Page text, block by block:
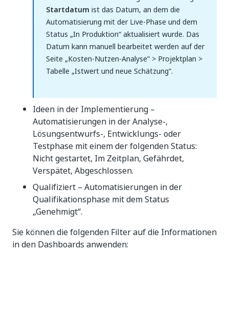
Startdatum ist das Datum, an dem die
Automatisierung mit der Live-Phase und dem
Status „In Produktion“ aktualisiert wurde. Das
Datum kann manuell bearbeitet werden auf der
Seite „Kosten-Nutzen-Analyse“ > Projektplan >
Tabelle „Istwert und neue Schätzung“.
Ideen in der Implementierung –
Automatisierungen in der Analyse-,
Lösungsentwurfs-, Entwicklungs- oder
Testphase mit einem der folgenden Status:
Nicht gestartet, Im Zeitplan, Gefährdet,
Verspätet, Abgeschlossen.
Qualifiziert – Automatisierungen in der
Qualifikationsphase mit dem Status
„Genehmigt“.
Sie können die folgenden Filter auf die Informationen
in den Dashboards anwenden: